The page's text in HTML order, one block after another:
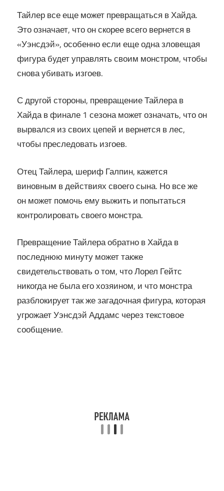
Тайлер все еще может превращаться в Хайда.
Это означает, что он скорее всего вернется в
«Уэнсдэй», особенно если еще одна зловещая
фигура будет управлять своим монстром, чтобы
снова убивать изгоев.
С другой стороны, превращение Тайлера в
Хайда в финале 1 сезона может означать, что он
вырвался из своих цепей и вернется в лес,
чтобы преследовать изгоев.
Отец Тайлера, шериф Галпин, кажется
виновным в действиях своего сына. Но все же
он может помочь ему выжить и попытаться
контролировать своего монстра.
Превращение Тайлера обратно в Хайда в
последнюю минуту может также
свидетельствовать о том, что Лорел Гейтс
никогда не была его хозяином, и что монстра
разблокирует так же загадочная фигура, которая
угрожает Уэнсдэй Аддамс через текстовое
сообщение.